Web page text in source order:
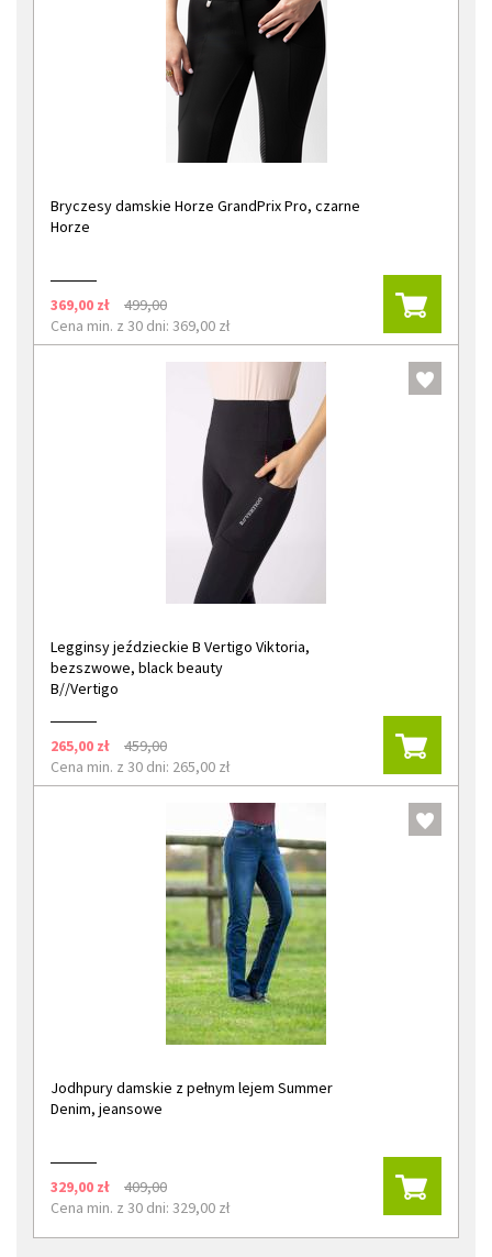
Bryczesy damskie Horze GrandPrix Pro, czarne
Horze
369,00 zł
499,00
Cena min. z 30 dni: 369,00 zł
Legginsy jeździeckie B Vertigo Viktoria,
bezszwowe, black beauty
B//Vertigo
265,00 zł
459,00
Cena min. z 30 dni: 265,00 zł
Jodhpury damskie z pełnym lejem Summer
Denim, jeansowe
329,00 zł
409,00
Cena min. z 30 dni: 329,00 zł